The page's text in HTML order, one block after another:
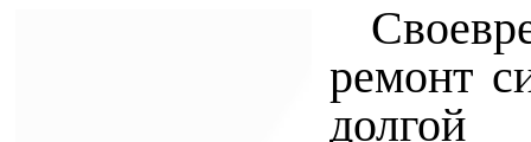
ремонт